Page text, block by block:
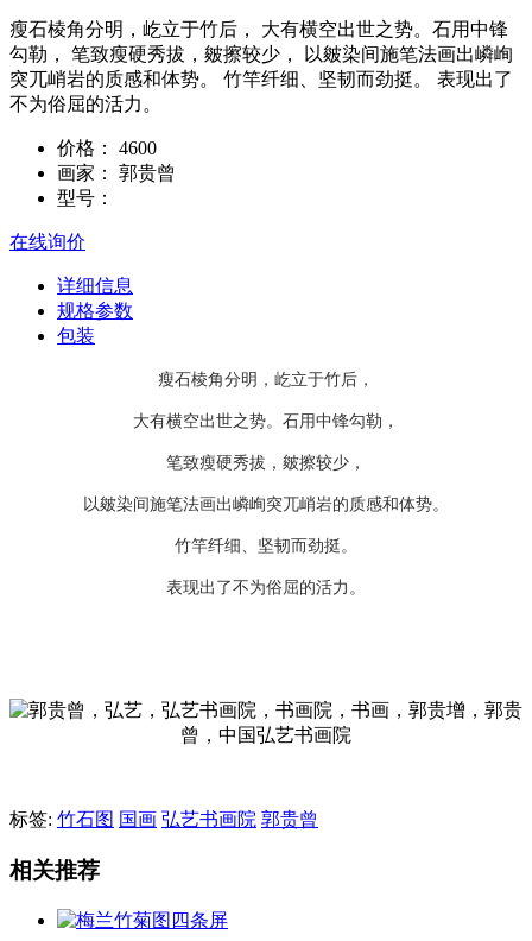
瘦石棱角分明，屹立于竹后， 大有横空出世之势。石用中锋
勾勒， 笔致瘦硬秀拔，皴擦较少， 以皴染间施笔法画出嶙峋
突兀峭岩的质感和体势。 竹竿纤细、坚韧而劲挺。 表现出了
不为俗屈的活力。
价格：
4600
画家：
郭贵曾
型号：
在线询价
详细信息
规格参数
包装
瘦石棱角分明，屹立于竹后，
大有横空出世之势。石用中锋勾勒，
笔致瘦硬秀拔，皴擦较少，
以皴染间施笔法画出嶙峋突兀峭岩的质感和体势。
竹竿纤细、坚韧而劲挺。
表现出了不为俗屈的活力。
标签: 竹石图 国画 弘艺书画院 郭贵曾
相关推荐